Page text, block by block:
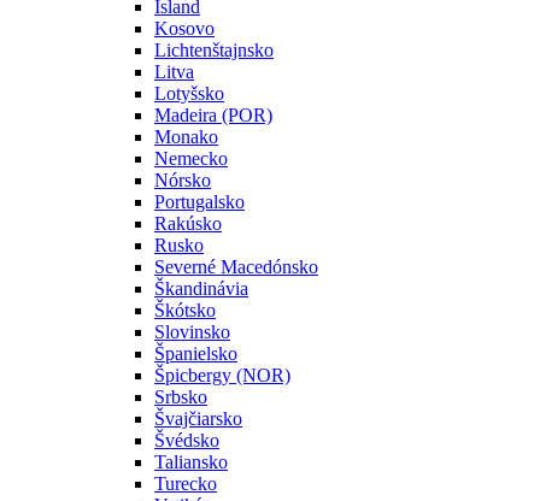
Island
Kosovo
Lichtenštajnsko
Litva
Lotyšsko
Madeira (POR)
Monako
Nemecko
Nórsko
Portugalsko
Rakúsko
Rusko
Severné Macedónsko
Škandinávia
Škótsko
Slovinsko
Španielsko
Špicbergy (NOR)
Srbsko
Švajčiarsko
Švédsko
Taliansko
Turecko